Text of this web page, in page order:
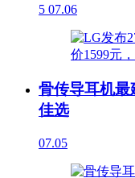
5 07.06
骨传导耳机最
佳选
07.05